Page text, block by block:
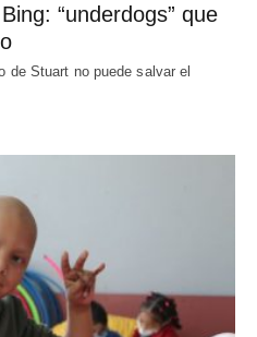
“underdogs” que
de Stuart no puede salvar el